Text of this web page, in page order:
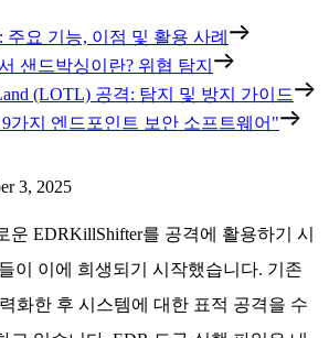
주요 기능, 이점 및 활용 사례
샌드박싱이란? 위협 탐지
(LOTL) 공격: 탐지 및 방지 가이드
9가지 엔드포인트 보안 소프트웨어"
3, 2025
운 EDRKillShifter를 공격에 활용하기 시
이 이에 희생되기 시작했습니다. 기존
화한 후 시스템에 대한 표적 공격을 수